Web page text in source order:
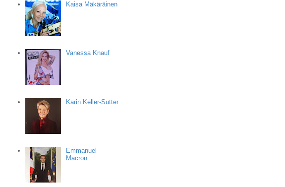
Kaisa Mäkäräinen
Vanessa Knauf
Karin Keller-Sutter
Emmanuel
Macron